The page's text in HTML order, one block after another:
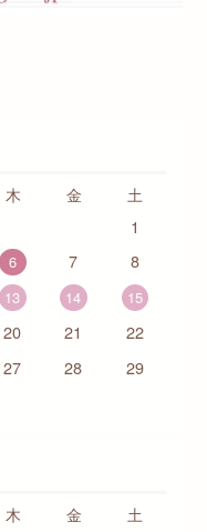
木 金
土
1
6 7 8
13 14
15
20 21 22
27 28 29
木 金
土